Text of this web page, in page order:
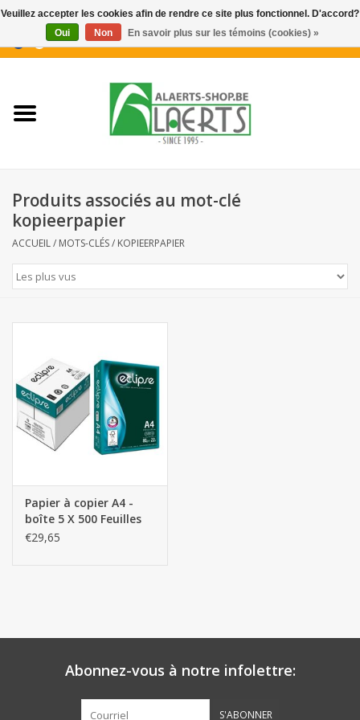
0 Articles - €0,00
Nouveautés
Biscuits pour le café
Botanicals
Bonbons pour la bonbonnière
Rouleaux de caisse thermiques
Produits d'hygiène
Matériel d'emballage
Fournitures de bureau
Produits associés au mot-clé
kopieerpapier
ACCUEIL/ MOTS-CLÉS/ KOPIEERPAPIER
Papier à copier A4 -
boîte 5 X 500 Feuilles
€29,65
Abonnez-vous à notre infolettre:
S'ABONNER
Veuillez accepter les cookies afin de rendre ce site plus fonctionnel. D'accord?
Oui
Non En savoir plus sur les témoins (cookies) »